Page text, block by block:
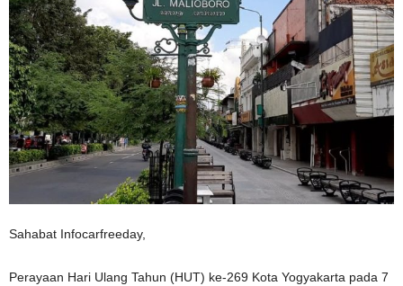
Sahabat Infocarfreeday,
Perayaan Hari Ulang Tahun (HUT) ke-269 Kota Yogyakarta pada 7